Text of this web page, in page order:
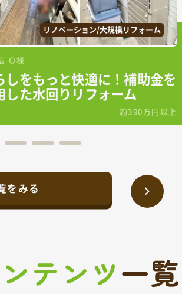
リノベーション/大規模リフォーム
Ｏ様
しをもっと快適に！補助金を
した水回りリフォーム
約390万円以上
をみる
テンツ一覧